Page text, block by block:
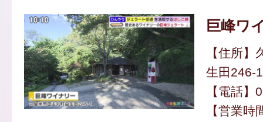
巨峰ワ
【住所
生田246-1
【電話
【営業